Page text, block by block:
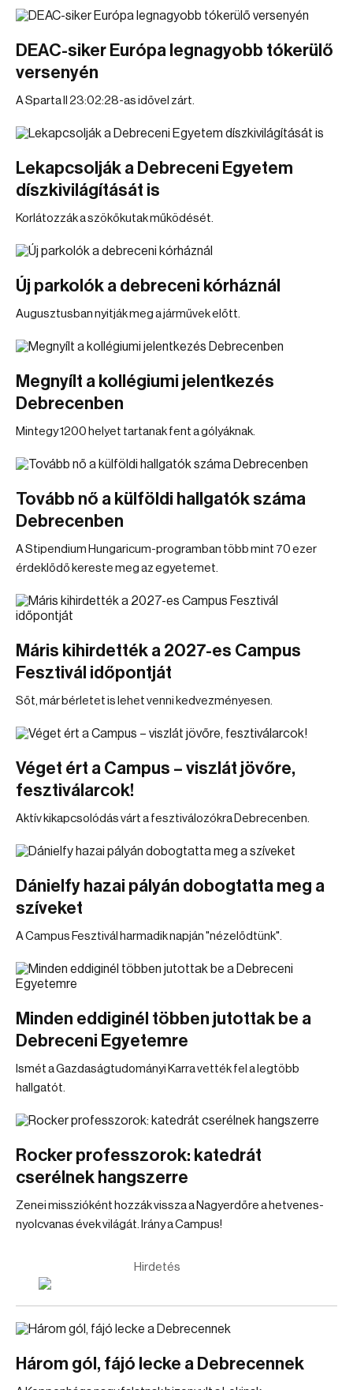
DEAC-siker Európa legnagyobb tókerülő
versenyén
A Sparta II 23:02:28-as idővel zárt.
Lekapcsolják a Debreceni Egyetem
díszkivilágítását is
Korlátozzák a szökőkutak működését.
Új parkolók a debreceni kórháznál
Augusztusban nyitják meg a járművek előtt.
Megnyílt a kollégiumi jelentkezés
Debrecenben
Mintegy 1200 helyet tartanak fent a gólyáknak.
Tovább nő a külföldi hallgatók száma
Debrecenben
A Stipendium Hungaricum-programban több mint 70 ezer
érdeklődő kereste meg az egyetemet.
Máris kihirdették a 2027-es Campus
Fesztivál időpontját
Sőt, már bérletet is lehet venni kedvezményesen.
Véget ért a Campus – viszlát jövőre,
fesztiválarcok!
Aktív kikapcsolódás várt a fesztiválozókra Debrecenben.
Dánielfy hazai pályán dobogtatta meg a
szíveket
A Campus Fesztivál harmadik napján "nézelődtünk".
Minden eddiginél többen jutottak be a
Debreceni Egyetemre
Ismét a Gazdaságtudományi Karra vették fel a legtöbb
hallgatót.
Rocker professzorok: katedrát
cserélnek hangszerre
Zenei misszióként hozzák vissza a Nagyerdőre a hetvenes-
nyolcvanas évek világát. Irány a Campus!
Hirdetés
Három gól, fájó lecke a Debrecennek